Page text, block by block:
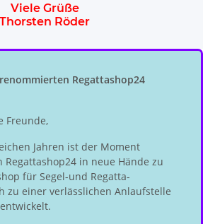
Viele Grüße
Thorsten Röder
Regattashop24
Freunde,
Jahren ist der Moment
Regattashop24 in neue Hände zu
für Segel-und Regatta-
zu einer verlässlichen Anlaufstelle